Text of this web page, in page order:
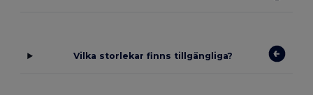
Vilka storlekar finns tillgängliga?